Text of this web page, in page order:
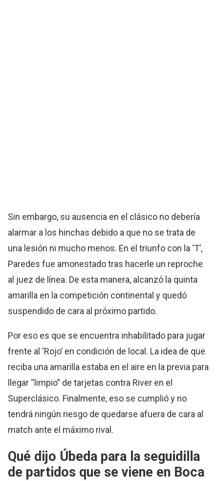
Sin embargo, su ausencia en el clásico no debería
alarmar a los hinchas debido a que no se trata de
una lesión ni mucho menos. En el triunfo con la ‘T’,
Paredes fue amonestado tras hacerle un reproche
al juez de línea. De esta manera, alcanzó la quinta
amarilla en la competición continental y quedó
suspendido de cara al próximo partido.
Por eso es que se encuentra inhabilitado para jugar
frente al ‘Rojo’ en condición de local. La idea de que
reciba una amarilla estaba en el aire en la previa para
llegar “limpio” de tarjetas contra River en el
Superclásico. Finalmente, eso se cumplió y no
tendrá ningún riesgo de quedarse afuera de cara al
match ante el máximo rival.
Qué dijo Úbeda para la seguidilla
de partidos que se viene en Boca